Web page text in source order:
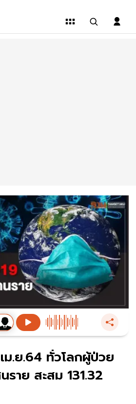
.ย.64 ทั่วโลกผู้ป่วย
ราย สะสม 131.32